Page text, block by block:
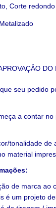
Corte
DO
seu pedido
a contar
tonalidade
material
de marca ao
é um projeto